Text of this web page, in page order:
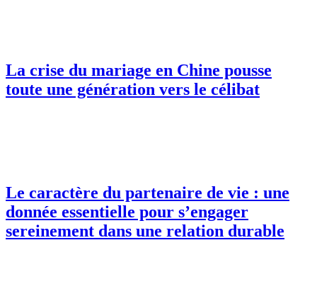
La crise du mariage en Chine pousse
toute une génération vers le célibat
Le caractère du partenaire de vie : une
donnée essentielle pour s’engager
sereinement dans une relation durable